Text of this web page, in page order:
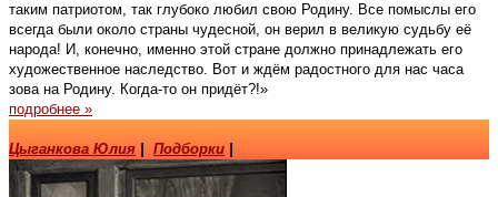
таким патриотом, так глубоко любил свою Родину. Все помыслы его
всегда были около страны чудесной, он верил в великую судьбу её
народа! И, конечно, именно этой стране должно принадлежать его
художественное наследство. Вот и ждём радостного для нас часа
зова на Родину. Когда-то он придёт?!»
подробнее »
Цыганкова Юлия Подборки